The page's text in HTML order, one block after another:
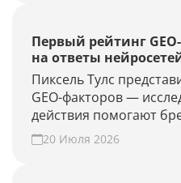
Первый рейтинг
на ответы
Пиксель Тулс
GEO-факторов —
действия помогают
ответы нейросетей.
20 Июля 2026